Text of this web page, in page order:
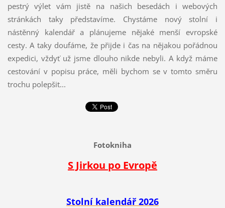
pestrý výlet vám jistě na našich besedách i webových
stránkách taky představíme. Chystáme nový stolní i
nástěnný kalendář a plánujeme nějaké menší evropské
cesty. A taky doufáme, že přijde i čas na nějakou pořádnou
expedici, vždyť už jsme dlouho nikde nebyli. A když máme
cestování v popisu práce, měli bychom se v tomto směru
trochu polepšit...
Fotokniha
S Jirkou po Evropě
Stolní kalendář 2026